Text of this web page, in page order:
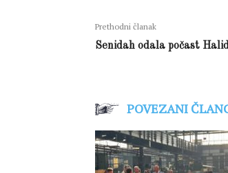
Prethodni članak
Senidah odala počast
POVEZANI